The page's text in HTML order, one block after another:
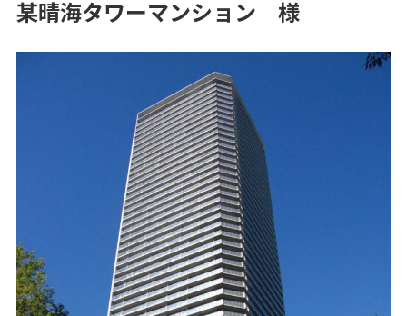
某晴海タワーマンション 様